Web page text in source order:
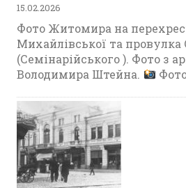
15.02.2026
Фото Житомира на
Михайлівської та провулка
(Семінарійського ). Фото з
Володимира Штейна.